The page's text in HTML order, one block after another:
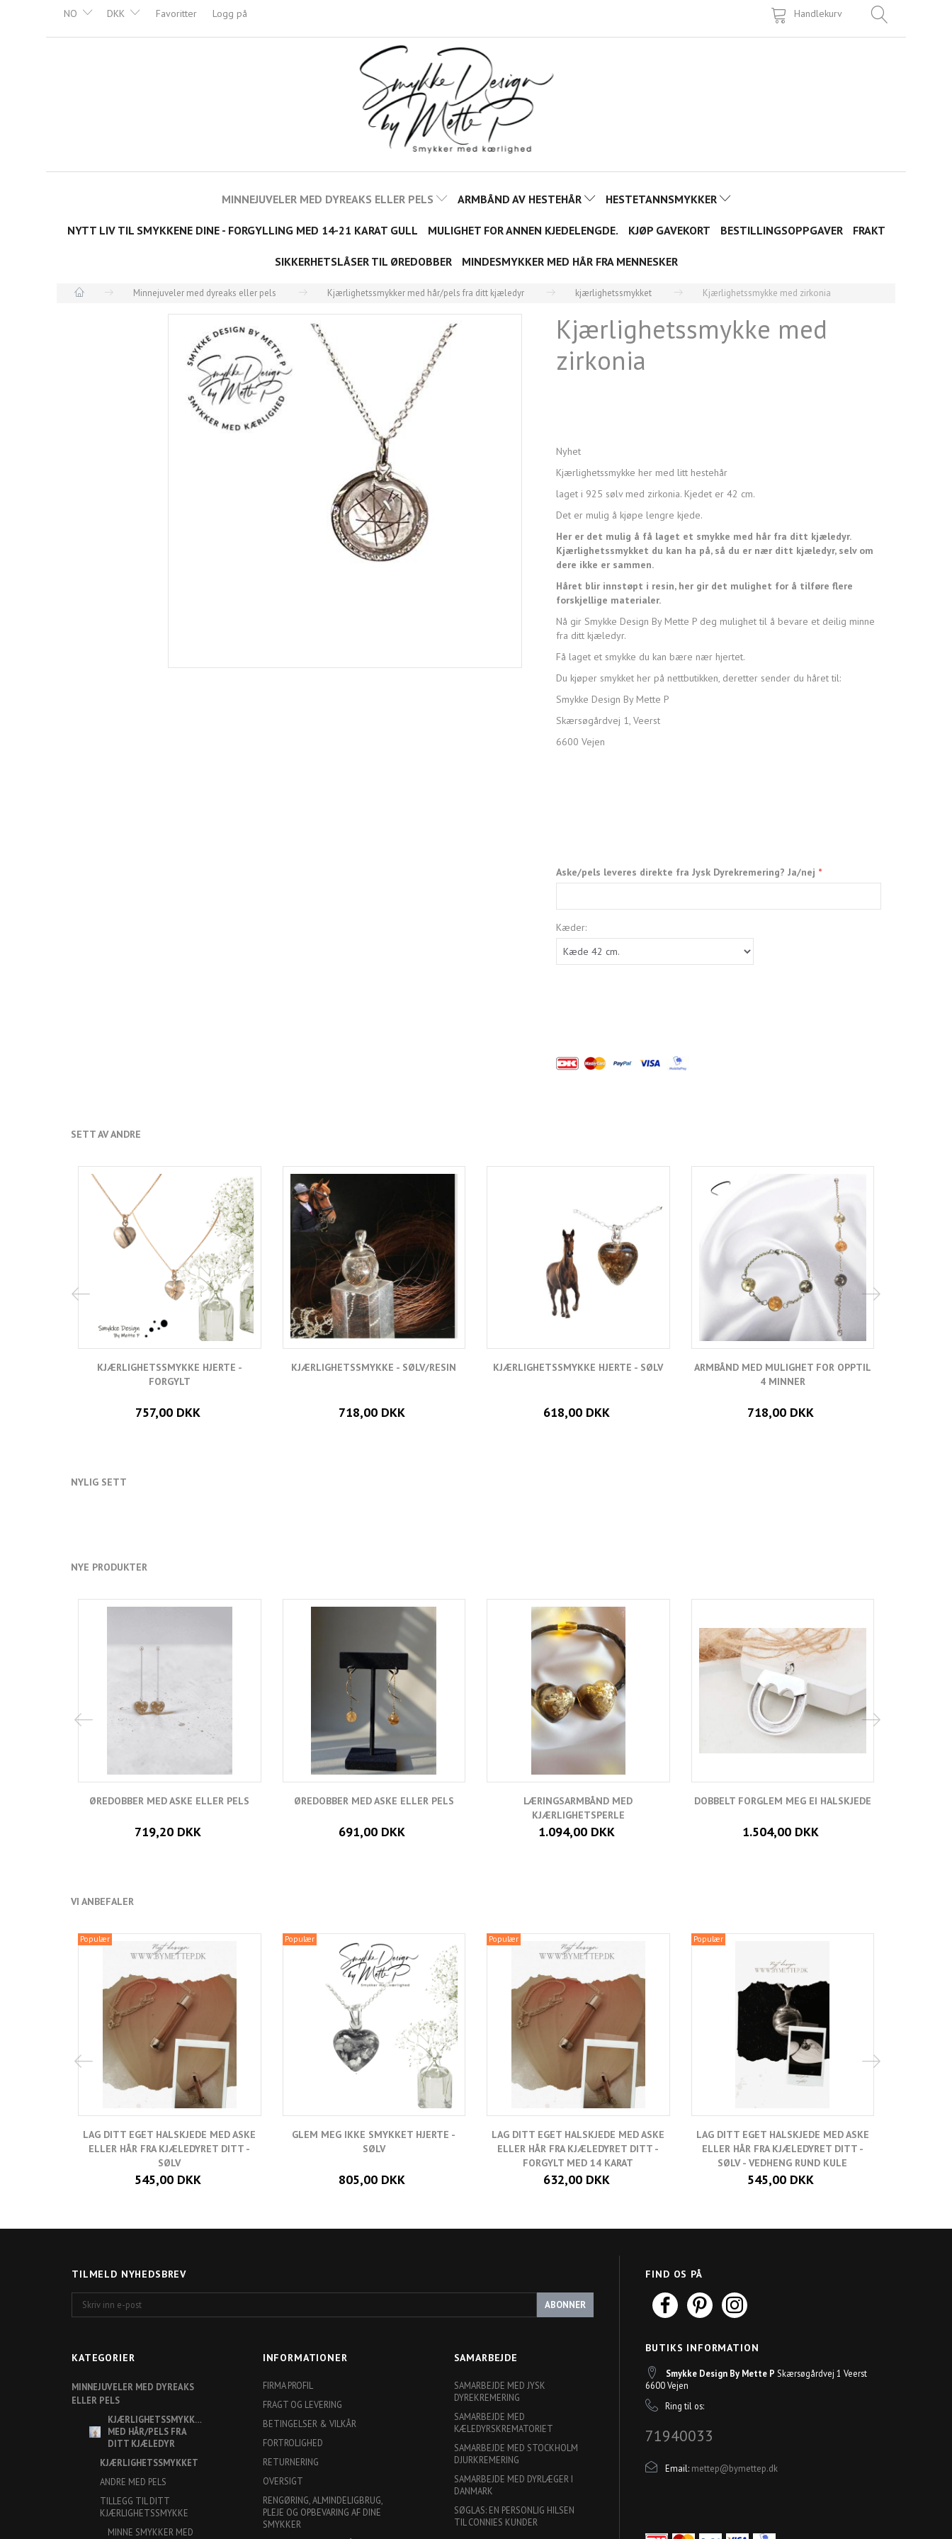
NO DKK Handlekurv
Favoritter Logg på
MINNEJUVELER MED DYREAKS ELLER PELS ARMBÅND AV HESTEHÅR HESTETANNSMYKKER
NYTT LIV TIL SMYKKENE DINE - FORGYLLING MED 14-21 KARAT GULL MULIGHET FOR ANNEN KJEDELENGDE. KJØP GAVEKORT BESTILLINGSOPPGAVER FRAKT
SIKKERHETSLÅSER TIL ØREDOBBER MINDESMYKKER MED HÅR FRA MENNESKER
Minnejuveler med dyreaks eller pels Kjærlighetssmykker med hår/pels fra ditt kjæledyr kjærlighetssmykket Kjærlighetssmykke med zirkonia
Kjærlighetssmykke med
zirkonia
Nyhet
Kjærlighetssmykke her med litt hestehår
laget i 925 sølv med zirkonia. Kjedet er 42 cm.
Det er mulig å kjøpe lengre kjede.
Her er det mulig å få laget et smykke med hår fra ditt kjæledyr.
Kjærlighetssmykket du kan ha på, så du er nær ditt kjæledyr, selv om
dere ikke er sammen.
Håret blir innstøpt i resin, her gir det mulighet for å tilføre flere
forskjellige materialer.
Nå gir Smykke Design By Mette P deg mulighet til å bevare et deilig minne
fra ditt kjæledyr.
Få laget et smykke du kan bære nær hjertet.
Du kjøper smykket her på nettbutikken, deretter sender du håret til:
Smykke Design By Mette P
Skærsøgårdvej 1, Veerst
6600 Vejen
Aske/pels leveres direkte fra Jysk Dyrekremering? Ja/nej
Kæder:
SETT AV ANDRE
KJÆRLIGHETSSMYKKE HJERTE -
FORGYLT
757,00 DKK
KJÆRLIGHETSSMYKKE - SØLV/RESIN
718,00 DKK
KJÆRLIGHETSSMYKKE HJERTE - SØLV
618,00 DKK
ARMBÅND MED MULIGHET FOR OPPTIL
4 MINNER
718,00 DKK
NYLIG SETT
NYE PRODUKTER
ØREDOBBER MED ASKE ELLER PELS
719,20 DKK
ØREDOBBER MED ASKE ELLER PELS
691,00 DKK
LÆRINGSARMBÅND MED
KJÆRLIGHETSPERLE
1.094,00 DKK
DOBBELT FORGLEM MEG EI HALSKJEDE
1.504,00 DKK
VI ANBEFALER
Populær
LAG DITT EGET HALSKJEDE MED ASKE
ELLER HÅR FRA KJÆLEDYRET DITT -
SØLV
545,00 DKK
Populær
GLEM MEG IKKE SMYKKET HJERTE -
SØLV
805,00 DKK
Populær
LAG DITT EGET HALSKJEDE MED ASKE
ELLER HÅR FRA KJÆLEDYRET DITT -
FORGYLT MED 14 KARAT
632,00 DKK
Populær
LAG DITT EGET HALSKJEDE MED ASKE
ELLER HÅR FRA KJÆLEDYRET DITT -
SØLV - VEDHENG RUND KULE
545,00 DKK
TILMELD NYHEDSBREV
ABONNER
KATEGORIER
MINNEJUVELER MED DYREAKS
ELLER PELS
KJÆRLIGHETSSMYKKER
MED HÅR/PELS FRA
DITT KJÆLEDYR
KJÆRLIGHETSSMYKKET
ANDRE MED PELS
TILLEGG TIL DITT
KJÆRLIGHETSSMYKKE
MINNE SMYKKER MED
INFORMATIONER
FIRMA PROFIL
FRAGT OG LEVERING
BETINGELSER & VILKÅR
FORTROLIGHED
RETURNERING
OVERSIGT
RENGØRING, ALMINDELIGBRUG,
PLEJE OG OPBEVARING AF DINE
SMYKKER
SAMARBEJDE
SAMARBEJDE MED JYSK
DYREKREMERING
SAMARBEJDE MED
KÆLEDYRSKREMATORIET
SAMARBEJDE MED STOCKHOLM
DJURKREMERING
SAMARBEJDE MED DYRLÆGER I
DANMARK
SØGLAS: EN PERSONLIG HILSEN
TIL CONNIES KUNDER
FIND OS PÅ
BUTIKS INFORMATION
Smykke Design By Mette P Skærsøgårdvej 1 Veerst
6600 Vejen
Ring til os:
71940033
Email: mettep@bymettep.dk